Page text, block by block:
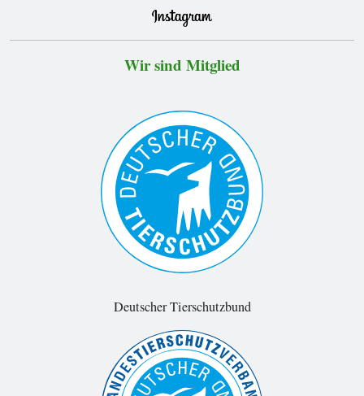
Wir sind Mitglied
Deutscher Tierschutzbund